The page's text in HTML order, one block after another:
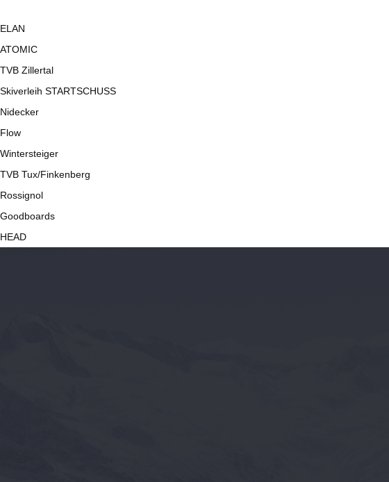
ELAN
ATOMIC
TVB Zillertal
Skiverleih STARTSCHUSS
Nidecker
Flow
Wintersteiger
TVB Tux/Finkenberg
Rossignol
Goodboards
HEAD